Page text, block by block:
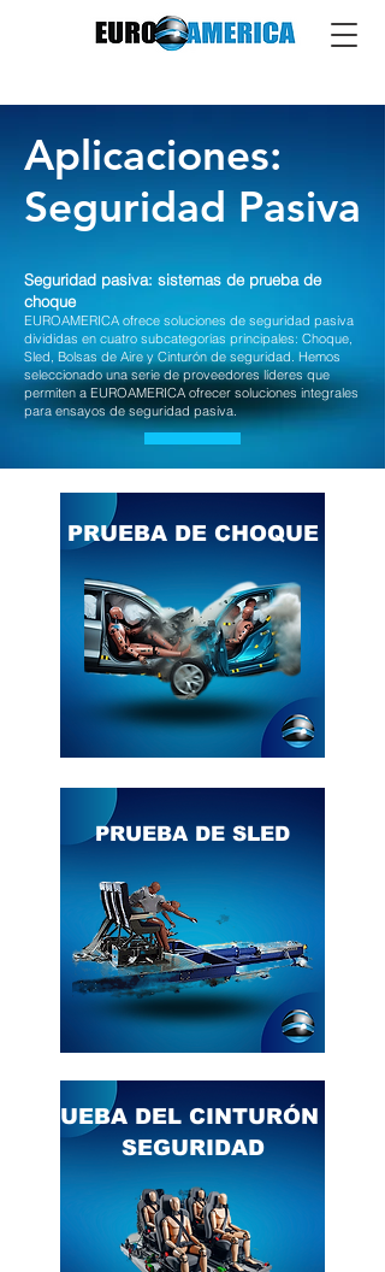
Aplicaciones:
Seguridad Pasiva
Seguridad pasiva: sistemas de prueba de
choque
EUROAMERICA ofrece soluciones de seguridad pasiva
divididas en cuatro subcategorías principales: Choque,
Sled, Bolsas de Aire y Cinturón de seguridad. Hemos
seleccionado una serie de proveedores líderes que
permiten a EUROAMERICA ofrecer soluciones integrales
para ensayos de seguridad pasiva.
PRUEBA DE CHOQUE
PRUEBA DE SLED
PRUEBA DEL CINTURÓN DE
SEGURIDAD